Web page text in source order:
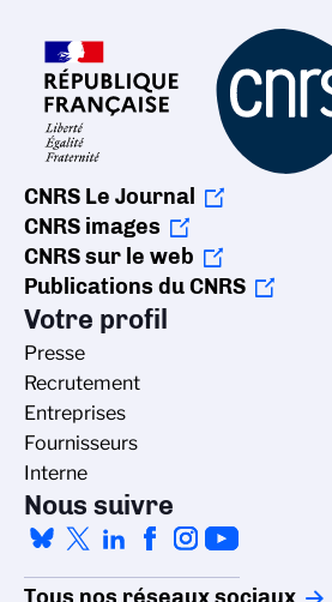
CNRS Le Journal
CNRS images
CNRS sur le web
Publications du CNRS
Votre profil
Presse
Recrutement
Entreprises
Fournisseurs
Interne
Nous suivre